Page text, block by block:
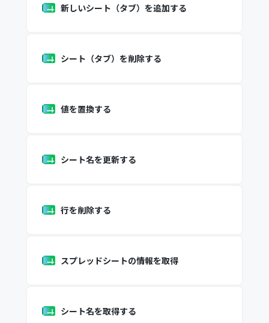
新しいシート（タブ）を追加する
シート（タブ）を削除する
値を置換する
シート名を更新する
行を削除する
スプレッドシートの情報を取得
シート名を取得する